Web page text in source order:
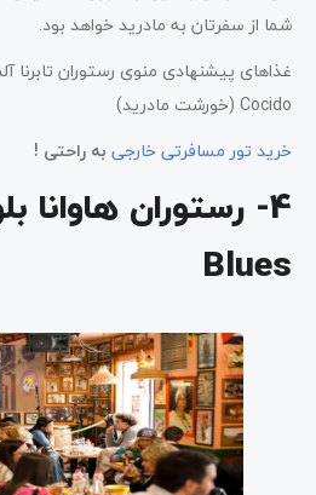
شما از سفرتان به مادرید خواهد بود.
Cocido (خورشت مادرید)
خرید تور مسافرتی خارجی به راحتی !
Blues